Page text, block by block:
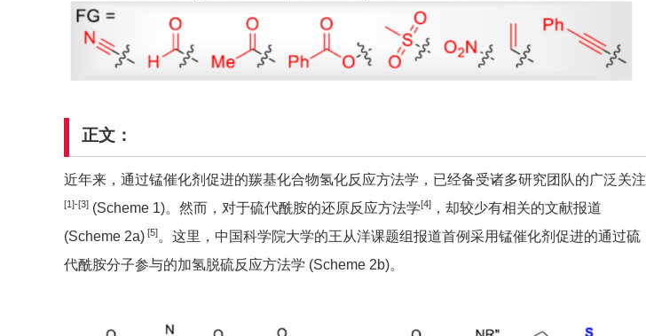
正文：
近年来，通过锰催化剂促进的羰基化合物氢化反应方法学，已经备受诸多研究团队的广泛关注
[1]-[3] (Scheme 1)。然而，对于硫代酰胺的还原反应方法学[4]
，却较少有相关的文献报道
(Scheme 2a) [5] 。这里，中国科学院大学的王从洋课题组报道首例采用锰催化剂促进的通过硫
代酰胺分子参与的加氢脱硫反应方法学 (Scheme 2b)。